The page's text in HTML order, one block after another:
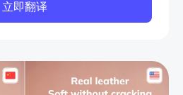
立即翻译